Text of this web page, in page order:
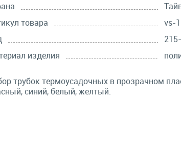
товара
vs-
изделия
трубок термоусадочных в прозрачном
синий, белый, желтый.